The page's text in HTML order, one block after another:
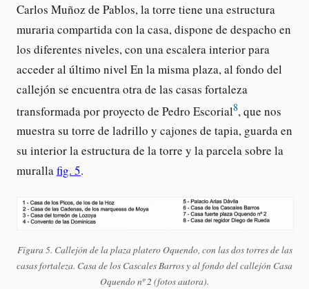
Carlos Muñoz de Pablos, la torre tiene una estructura
muraria compartida con la casa, dispone de despacho en
los diferentes niveles, con una escalera interior para
acceder al último nivel En la misma plaza, al fondo del
callejón se encuentra otra de las casas fortaleza
transformada por proyecto de Pedro Escorial8, que nos
muestra su torre de ladrillo y cajones de tapia, guarda en
su interior la estructura de la torre y la parcela sobre la
murallafig. 5.
Figura 5. Callejón de la plaza platero Oquendo, con las dos torres de las
casas fortaleza. Casa de los Cascales Barros y al fondo del callejón Casa
Oquendo nº 2 (fotos autora).